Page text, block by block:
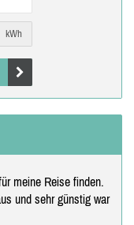
kWh
meine Reise finden.
und sehr günstig war